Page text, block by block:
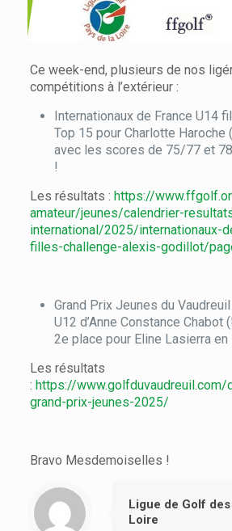
Ce week-end, plusieurs de nos
compétitions à l’extérieur :
Internationaux de France U14
Top 15 pour Charlotte Haroche
avec les scores de 75/77 et
!
Les résultats : https://
amateur/jeunes/calendrier-
international/2025/internationaux-
filles-challenge-alexis-godillot/
Grand Prix Jeunes du
U12 d’Anne Constance Chabot
2e place pour Eline Lasierra en
Les résultats
: https://
grand-prix-jeunes-2025/
Bravo Mesdemoiselles !
Ligue de Golf
Loire